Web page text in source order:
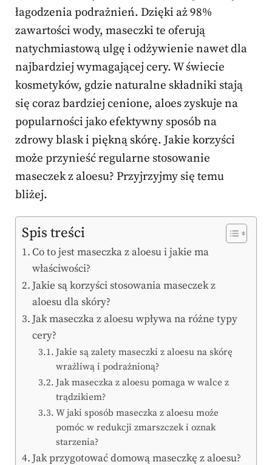
łagodzenia podrażnień. Dzięki aż 98%
zawartości wody, maseczki te oferują
natychmiastową ulgę i odżywienie nawet dla
najbardziej wymagającej cery. W świecie
kosmetyków, gdzie naturalne składniki stają
się coraz bardziej cenione, aloes zyskuje na
popularności jako efektywny sposób na
zdrowy blask i piękną skórę. Jakie korzyści
może przynieść regularne stosowanie
maseczek z aloesu? Przyjrzyjmy się temu
bliżej.
Spis treści
Co to jest maseczka z aloesu i jakie ma
właściwości?
Jakie są korzyści stosowania maseczek z
aloesu dla skóry?
Jak maseczka z aloesu wpływa na różne typy
cery?
Jakie są zalety maseczki z aloesu na skórę
wrażliwą i podrażnioną?
Jak maseczka z aloesu pomaga w walce z
trądzikiem?
W jaki sposób maseczka z aloesu może
pomóc w redukcji zmarszczek i oznak
starzenia?
Jak przygotować domową maseczkę z aloesu?